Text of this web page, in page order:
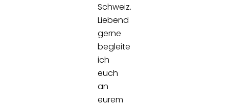
Schweiz.
Liebend
gerne
begleite
ich
euch
an
eurem